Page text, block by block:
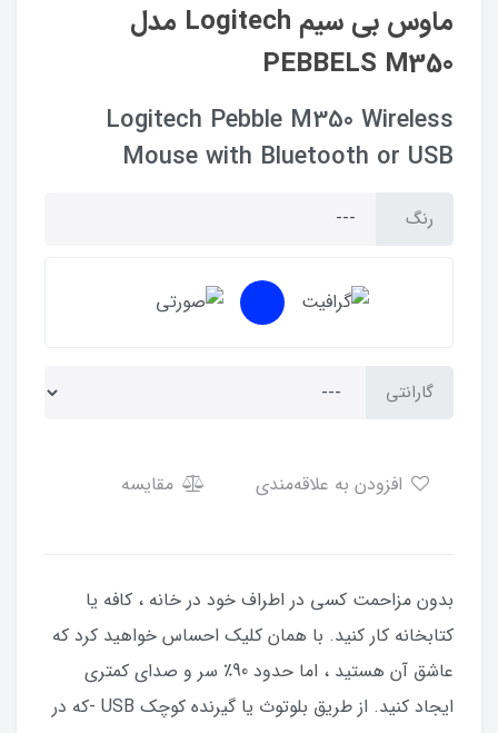
ماوس بی سیم Logitech مدل
PEBBELS M350
Logitech Pebble M350 Wireless
Mouse with Bluetooth or USB
رنگ ---
گارانتی
مقایسه
بدون مزاحمت کسی در اطراف خود در خانه ، کافه یا
کتابخانه کار کنید. با همان کلیک احساس خواهید کرد که
عاشق آن هستید ، اما حدود 90٪ سر و صدای کمتری
ایجاد کنید. از طریق بلوتوث یا گیرنده کوچک USB -که در